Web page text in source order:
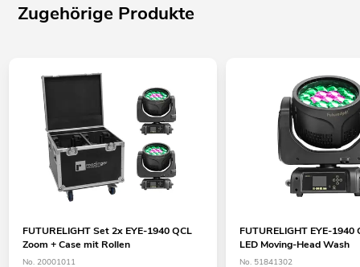
Zugehörige Produkte
FUTURELIGHT Set 2x EYE-1940 QCL
Zoom + Case mit Rollen
No. 20001011
FUTURELIGHT EYE-1940
LED Moving-Head Wash
No. 51841302